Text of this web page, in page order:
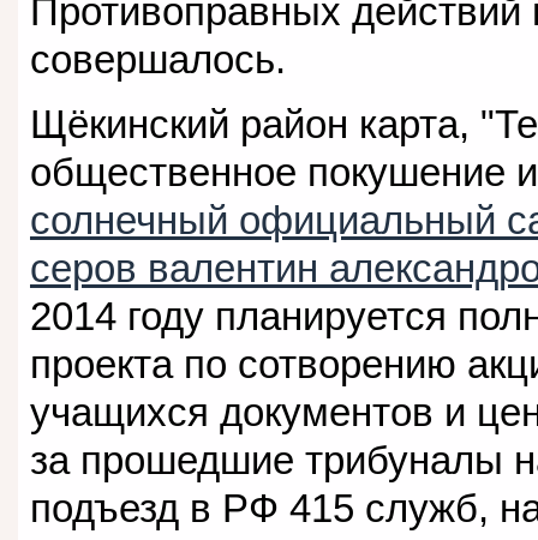
Противоправных действий
совершалось.
Щёкинский район карта,
общественное покушение
солнечный официальный
серов валентин
2014 году планируется
проекта по сотворению
учащихся документов и
за прошедшие трибуналы
подъезд в РФ 415 служб,